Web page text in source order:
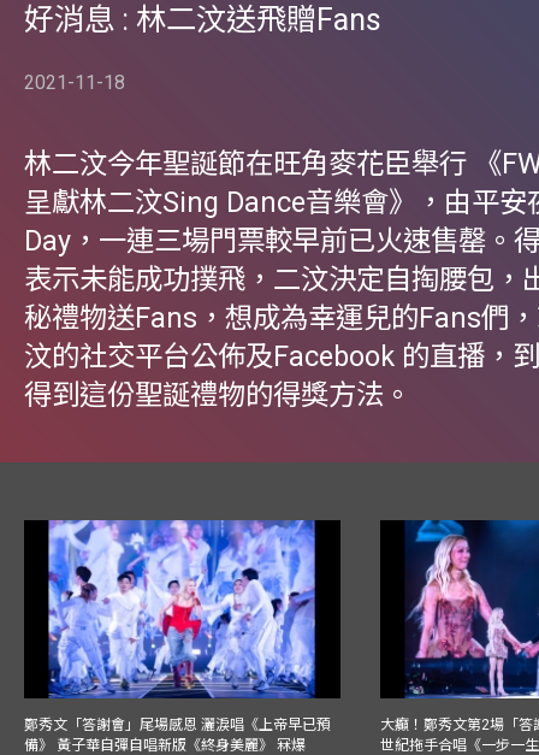
好消息 : 林二汶送飛贈Fans
2021-11-18
林二汶今年聖誕節在旺角麥花臣舉行 《
呈獻林二汶Sing Dance音樂會》，由平安
Day，一連三場門票較早前已火速售罄。
表示未能成功撲飛，二汶決定自掏腰包，
秘禮物送Fans，想成為幸運兒的Fans們
汶的社交平台公佈及Facebook 的直播，
得到這份聖誕禮物的得獎方法。
鄭秀文「答謝會」尾場感恩 灑淚唱《上帝早已預
備》 黃子華自彈自唱新版《終身美麗》 冧爆
大癲！鄭秀文第2場「
世紀拖手合唱《一步一